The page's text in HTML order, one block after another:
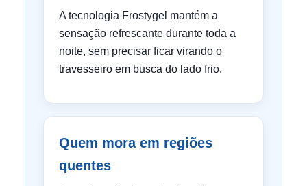
A tecnologia Frostygel mantém a
sensação refrescante durante toda a
noite, sem precisar ficar virando o
travesseiro em busca do lado frio.
Quem mora em regiões
quentes